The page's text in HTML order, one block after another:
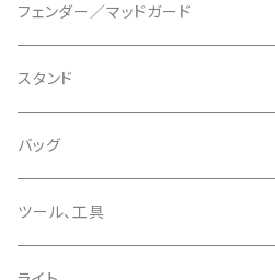
CERAMIC SPEED/セラミックスピード
CHRIS KING/クリスキング
CHROMAG/クロマグ
CHROME/クローム
ボトムブラケット
リアディレーラー
チェーン
タイヤインサート
リムテープ
チューブレスバルブ/ バルブキャップ
シーラント
フェンダー／マッドガード
スタンド
バッグ
サドルバッグ
ツール、工具